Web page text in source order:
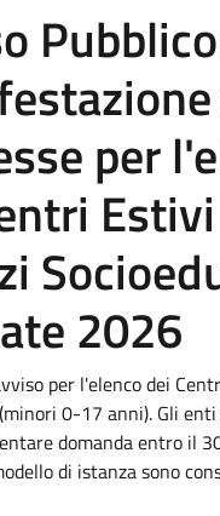
per
2026
per l'elenco dei
0-17 anni). Gli
domanda entro il
di istanza sono